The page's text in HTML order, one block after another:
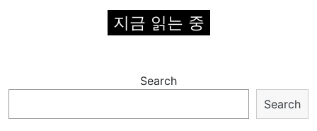
지금 읽는 중
Search
Search